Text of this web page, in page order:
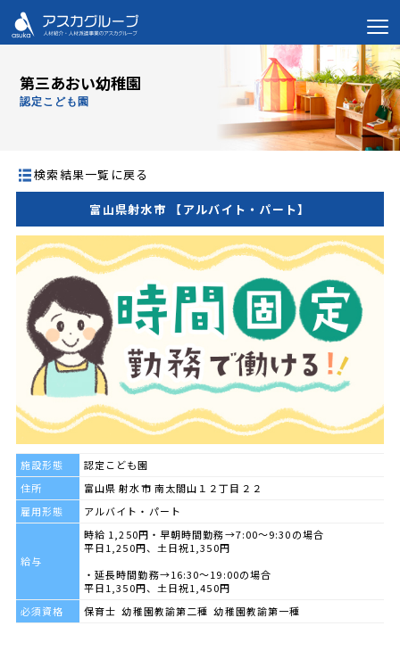
第三あおい幼稚園
認定こども園
検索結果一覧に戻る
富山県射水市 【アルバイト・パート】
施設形態
認定こども園
住所
富山県 射水市 南太閤山１２丁目２２
雇用形態
アルバイト・パート
給与
時給 1,250円・早朝時間勤務→7:00～9:30の場合
平日1,250円、土日祝1,350円
・延長時間勤務→16:30～19:00の場合
平日1,350円、土日祝1,450円
必須資格
保育士 幼稚園教諭第二種 幼稚園教諭第一種